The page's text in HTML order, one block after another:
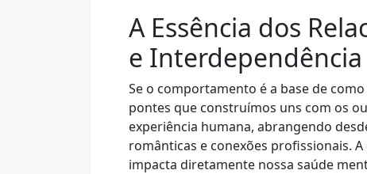
A Essência dos
e Interdependência
Se o comportamento é a base de
pontes que construímos uns com os
experiência humana, abrangendo
românticas e conexões profissionais.
impacta diretamente nossa saúde